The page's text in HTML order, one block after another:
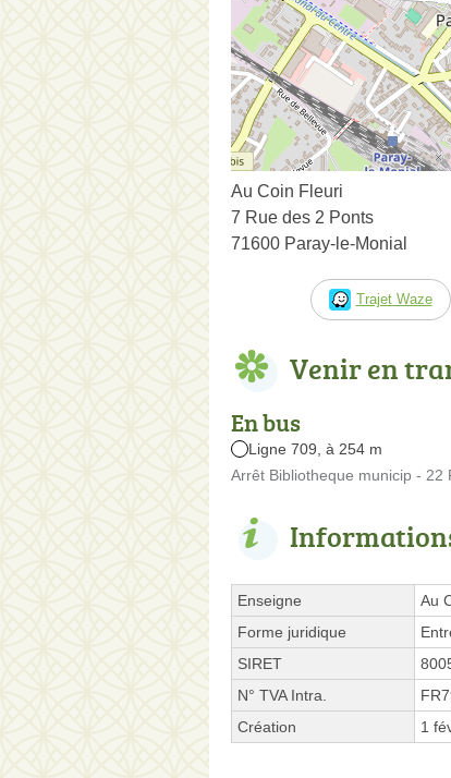
Au Coin Fleuri
7 Rue des 2 Ponts
71600 Paray-le-Monial
Trajet Waze
Venir en
En bus
Ligne 709, à 254 m
Arrêt Bibliotheque municip - 22
Enseigne
Au
Forme juridique
SIRET
N° TVA Intra.
Création
1